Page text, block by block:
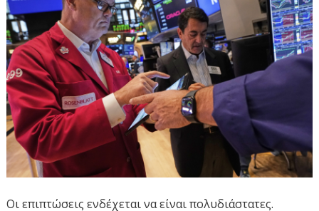
Οι επιπτώσεις ενδέχεται να είναι πολυδιάστατες.